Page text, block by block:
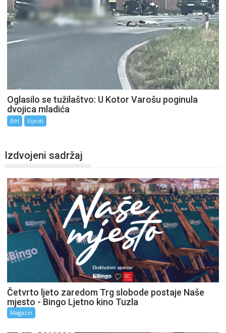
Oglasilo se tužilaštvo: U Kotor Varošu poginula
dvojica mladića
BiH Vijesti
Izdvojeni sadržaj
Četvrto ljeto zaredom Trg slobode postaje Naše
mjesto - Bingo Ljetno kino Tuzla
Magazin